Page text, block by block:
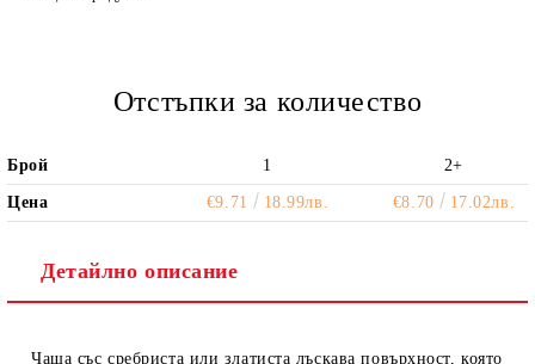
Отстъпки за количество
Брой 1 2+
Цена €9.71 18.99лв. €8.70 17.02лв.
Детайлно описание
Чаша със сребриста или златиста лъскава повърхност, която